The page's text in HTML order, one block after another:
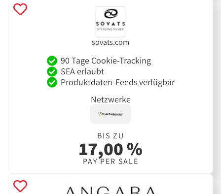
sovats.com
90 Tage Cookie-Tracking
SEA erlaubt
Produktdaten-Feeds verfügbar
Netzwerke
BIS ZU
17,00 %
PAY PER SALE